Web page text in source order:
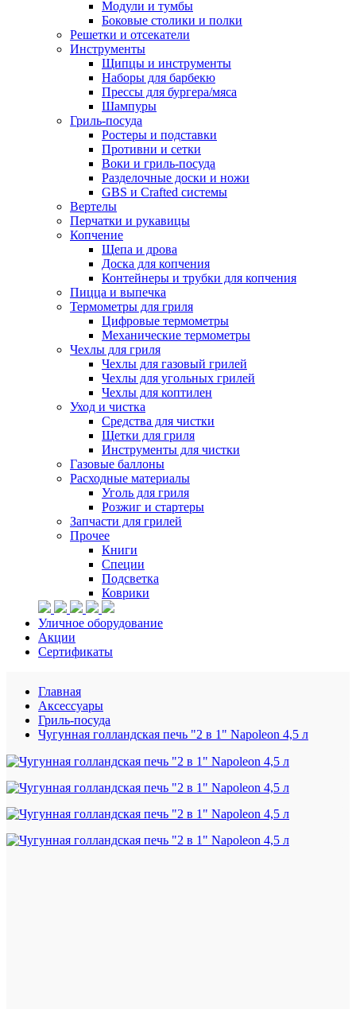
Модули и тумбы
Боковые столики и полки
Решетки и отсекатели
Инструменты
Щипцы и инструменты
Наборы для барбекю
Прессы для бургера/мяса
Шампуры
Гриль-посуда
Ростеры и подставки
Противни и сетки
Воки и гриль-посуда
Разделочные доски и ножи
GBS и Crafted системы
Вертелы
Перчатки и рукавицы
Копчение
Щепа и дрова
Доска для копчения
Контейнеры и трубки для копчения
Пицца и выпечка
Термометры для гриля
Цифровые термометры
Механические термометры
Чехлы для гриля
Чехлы для газовый грилей
Чехлы для угольных грилей
Чехлы для коптилен
Уход и чистка
Средства для чистки
Щетки для гриля
Инструменты для чистки
Газовые баллоны
Расходные материалы
Уголь для гриля
Розжиг и стартеры
Запчасти для грилей
Прочее
Книги
Специи
Подсветка
Коврики
Уличное оборудование
Акции
Сертификаты
Главная
Аксессуары
Гриль-посуда
Чугунная голландская печь "2 в 1" Napoleon 4,5 л